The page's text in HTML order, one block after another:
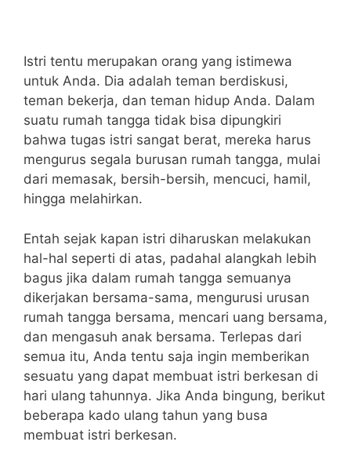
Istri tentu merupakan orang yang istimewa
untuk Anda. Dia adalah teman berdiskusi,
teman bekerja, dan teman hidup Anda. Dalam
suatu rumah tangga tidak bisa dipungkiri
bahwa tugas istri sangat berat, mereka harus
mengurus segala burusan rumah tangga, mulai
dari memasak, bersih-bersih, mencuci, hamil,
hingga melahirkan.
Entah sejak kapan istri diharuskan melakukan
hal-hal seperti di atas, padahal alangkah lebih
bagus jika dalam rumah tangga semuanya
dikerjakan bersama-sama, mengurusi urusan
rumah tangga bersama, mencari uang bersama,
dan mengasuh anak bersama. Terlepas dari
semua itu, Anda tentu saja ingin memberikan
sesuatu yang dapat membuat istri berkesan di
hari ulang tahunnya. Jika Anda bingung, berikut
beberapa kado ulang tahun yang busa
membuat istri berkesan.